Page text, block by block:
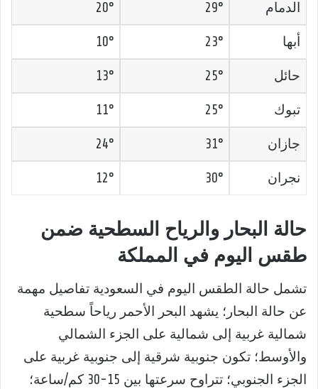
الدمام 29°
20°
أبها 23°
10°
حائل 25°
13°
تبوك 25°
11°
جازان 31°
24°
نجران 30°
12°
حالة البحار والرياح السطحية ضمن
طقس اليوم في المملكة
تشمل حالة الطقس اليوم في السعودية تفاصيل مهمة
عن حالة البحار؛ يشهد البحر الأحمر رياحاً سطحية
شمالية غربية إلى شمالية على الجزء الشمالي
والأوسط؛ تكون جنوبية شرقية إلى جنوبية غربية على
الجزء الجنوبي؛ تتراوح سرعتها بين 15-30 كم/ساعة؛